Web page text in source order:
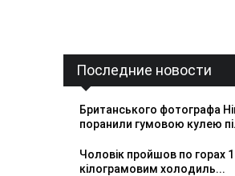
Последние новости
Британського фотографа
поранили гумовою кулею
Чоловік пройшов по горах
кілограмовим холодиль...